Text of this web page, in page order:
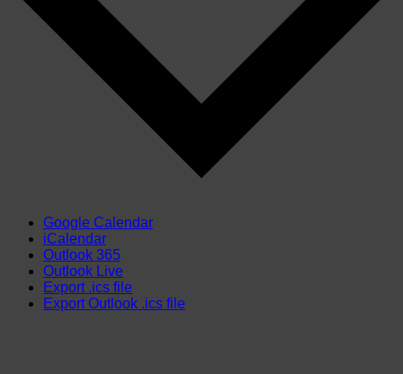
Google Calendar
iCalendar
Outlook 365
Outlook Live
Export .ics file
Export Outlook .ics file